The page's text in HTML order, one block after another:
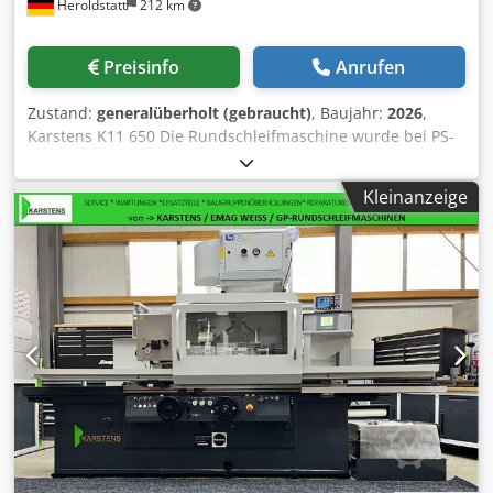
schnellen und sicheren Anfahren der Schleifposition.
Innenschleifen. Vollautomatischer Arbeitsablauf,
Zustellungsbewegung über Windrosenschalter: Eilvorlauf,
Automatischer Längsschleifzyklus Zentrale
Kühlmittelversorgung für alle Schleifstellen
Werkstückspindelstock mit stufenlos regelbarem Antrieb
bei mitlaufender und feststellbarer Spindel.
Zustellsteuerung für das Längsschleifen und
Einstechschleifen, Eingabe für die Rückholung,
Zustellbeträge, Vorschübe, Ausfeuerzeiten, Leerhübe
Digitalanzeige für X-Achse von Heidenhain
Papierbandfilterautomat kann auf Wunsch mit angeboten
werden. ähnlich Weiss/ EMAG/ GP-Rundschleifmaschinen/
Studer/ Kellenberger/ Schaudt/ Tschudin/ Tacchella/
Dannobat
Heroldstatt 212 km
Preisinfo Anrufen
Zustand: generalüberholt (gebraucht), Baujahr: 2026,
Karstens K11 650 Die Rundschleifmaschine wurde bei PS-
Karstens komplett generalüberholt. Die Maschine ist
geprüft und in einem sehr guten Zustand. Da wir uns auf
Karstens Rundschleifmaschinen spezialisiert haben,
können wir Ihnen den kompletten Service (elektrisch und
mechanisch) für die Maschine nach Kauf anbieten.
Technische Daten: Spitzenweite: 650 mm Spitzenhöhe: 180
mm Werkstückgewicht: 100 Kg fliegend, 250 Kg zwischen
Spitzen Schleifscheibendurchmesser: 400 mm
Werkstückspindel: MK 4, Drehzahl stufenlos regelbar 30-
450 U/min, Schwenkbereich 0 - 90 ° Reitstock: MK4,
Pinolenhub 45 mm, Zylinderfeinverstellung Pinolenkraft:
200-600 N, hydraulisch über Fußpedal bedienbar
Tischschrägstellung: 10 Grad Verstellweg Zustellspindel:
80 mm Eilgangweg: 50 mm Grobverstellung Luftkissen: 280
mm Schleifspindelmotor außen: 4 KW Schleifspindelmotor
Kleinanzeige